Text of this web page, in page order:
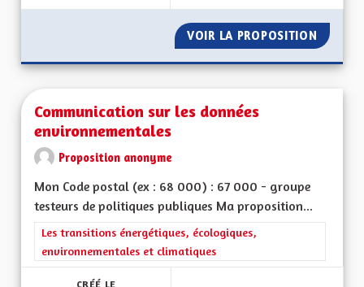
VOIR LA PROPOSITION UN
Communication sur les données
environnementales
Proposition anonyme
Mon Code postal (ex : 68 000) : 67 000 - groupe
testeurs de politiques publiques Ma proposition...
Filtrer les résultats de la catégorie : Les transitions
Les transitions énergétiques, écologiques,
environnementales et climatiques
CRÉÉ LE